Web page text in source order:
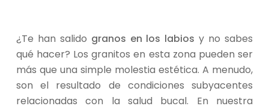
¿Te han salido granos en los labios y no sabes
qué hacer? Los granitos en esta zona pueden ser
más que una simple molestia estética. A menudo,
son el resultado de condiciones subyacentes
relacionadas con la salud bucal. En nuestra